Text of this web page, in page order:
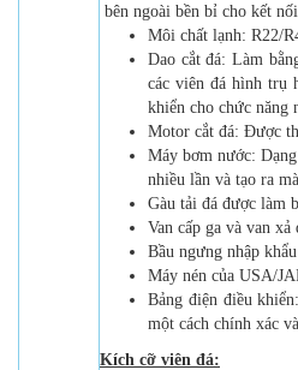
bên ngoài bền bỉ cho kết
Môi chất lạnh: R22/
Dao cắt đá: Làm
các viên đá hình trụ
khiển cho chức năng
Motor cắt đá: Được
Máy bơm nước:
nhiều lần và tạo ra
Gàu tải đá được làm
Van cấp ga và van
Bầu ngưng nhập
Máy nén của USA/
Bảng điện điều
một cách chính xác
Kích cỡ viên đá: